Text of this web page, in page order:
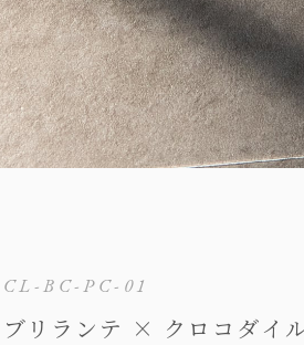
CL-BC-PC-01
ブリランテ × クロコダイ